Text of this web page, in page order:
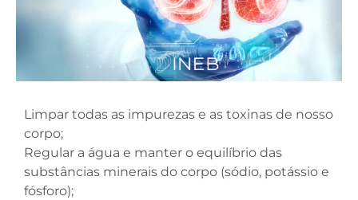
Limpar todas as impurezas e as toxinas de nosso
corpo;
Regular a água e manter o equilíbrio das
substâncias minerais do corpo (sódio, potássio e
fósforo);